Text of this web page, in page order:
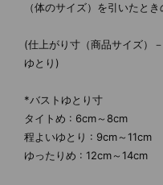
（体のサイズ）を引いたとき
(仕上がり寸（商品サイズ）
ゆとり)
*バストゆとり寸
タイトめ : 6cm～8cm
程よいゆとり : 9cm～11cm
ゆったりめ : 12cm～14cm